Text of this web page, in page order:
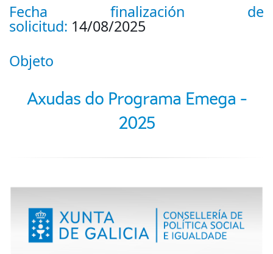
Fecha finalización de
solicitud: 14/08/2025
Objeto
Axudas do Programa Emega -
2025